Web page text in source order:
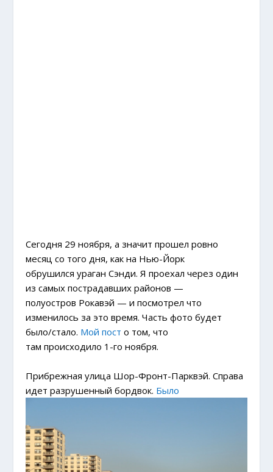
Сегодня 29 ноября, а значит прошел ровно
месяц со того дня, как на Нью-Йорк
обрушился ураган Сэнди. Я проехал через один
из самых пострадавших районов —
полуостров Рокавэй — и посмотрел что
изменилось за это время. Часть фото будет
было/стало. Мой пост о том, что
там происходило 1-го ноября.
Прибрежная улица Шор-Фронт-Парквэй. Справа
идет разрушенный бордвок. Было